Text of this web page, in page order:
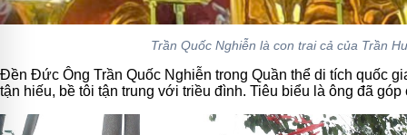
Trần Quốc Nghiễn là con trai cả của Trần
Đền Đức Ông Trần Quốc Nghiễn trong Quần thể di tích quốc
tận hiếu, bề tôi tận trung với triều đình. Tiêu biểu là ông đã